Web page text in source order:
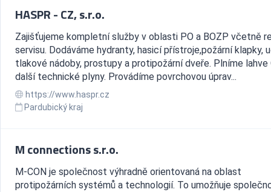
HASPR - CZ, s.r.o.
Zajišťujeme kompletní služby v oblasti PO a BOZP včetně
servisu. Dodáváme hydranty, hasicí přístroje,požární klapky,
tlakové nádoby, prostupy a protipožární dveře. Plníme lahve
další technické plyny. Provádíme povrchovou úprav...
https://www.haspr.cz
Pardubický kraj
M connections s.r.o.
M-CON je společnost výhradně orientovaná na oblast
protipožárních systémů a technologií. To umožňuje